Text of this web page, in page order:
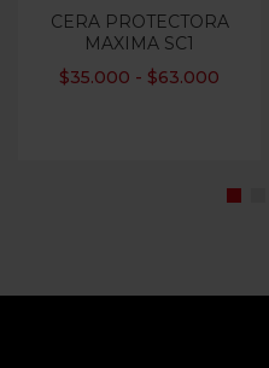
CERA PROTECTORA
MAXIMA SC1
$35.000 - $63.000